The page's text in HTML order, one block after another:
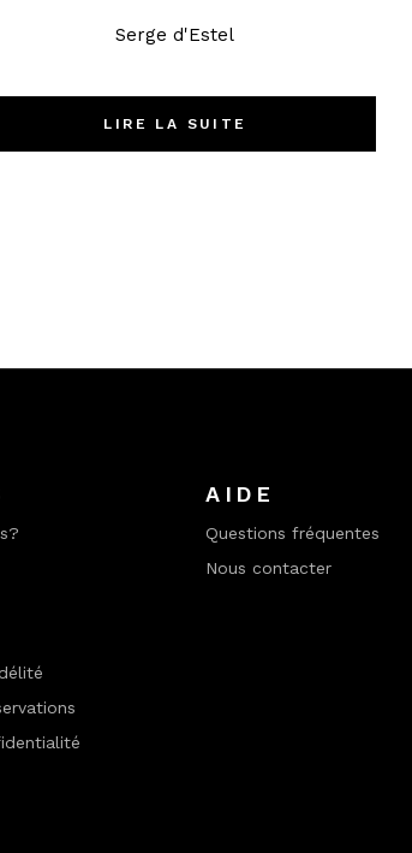
Serge d'Estel
LIRE LA SUITE
AIDE
Questions fréquentes
Nous contacter